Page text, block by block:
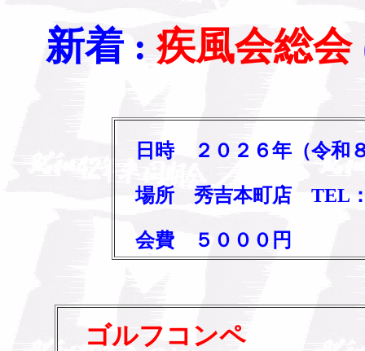
新着 :疾風会総会
日時 ２０２６年（令和
場所 秀吉本町店 TEL
会費 ５０００円
ゴルフコンペ